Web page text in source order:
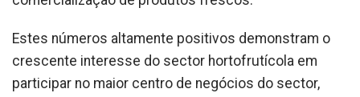
Estes números altamente positivos demonstram o
crescente interesse do sector hortofrutícola em
participar no maior centro de negócios do sector,